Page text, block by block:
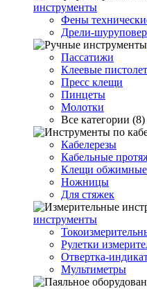
инструменты
Фены
Дрели-
Пассатижи
Клеевые
Пресс клещи
Пинцеты
Молотки
Все категории (8)
Кабелерезы
Кабельные
Клещи обжимные
Ножницы
Для стяжек
инструменты
Рулетки
Отвертка-
Мультиметры